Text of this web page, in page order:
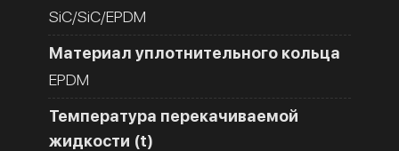
SiC/SiC/EPDM
Материал уплотнительного кольца
EPDM
Температура перекачиваемой
жидкости (t)